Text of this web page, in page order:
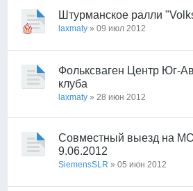
Штурманское ралли
laxmaty » 09 июл 2012
Фольксваген Центр Юг-
клуба
laxmaty » 28 июн 2012
Совместный выезд на
9.06.2012
SiemensSLR » 05 июн 2012